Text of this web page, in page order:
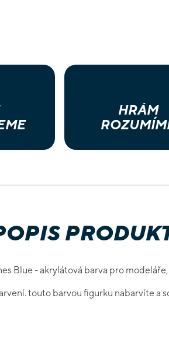
HRÁM
Blue - akrylátová barva pro
touto barvou figurku nabarvíte a